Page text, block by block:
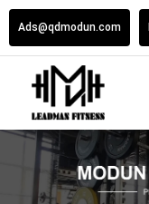
Ads@qdmodun.com